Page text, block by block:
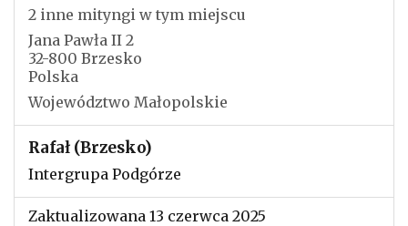
2 inne mityngi w tym miejscu
Jana Pawła II 2
32-800 Brzesko
Polska
Województwo Małopolskie
Rafał (Brzesko)
Intergrupa Podgórze
Zaktualizowana 13 czerwca 2025